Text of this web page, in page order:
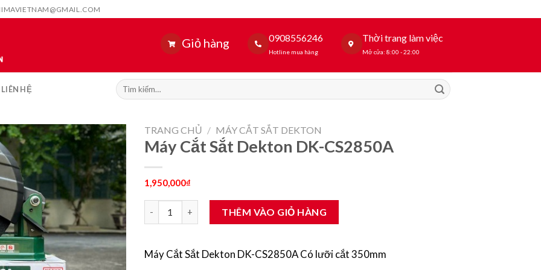
Giỏ hàng 0908556246
Hotline mua hàng
Thời trang làm việc
Mở cửa: 8:00 - 22:00
LIÊN HỆ
Tìm
kiếm:
TRANG CHỦ / MÁY CẮT SẮT DEKTON
Máy Cắt Sắt Dekton DK-CS2850A
1,950,000₫
Máy Cắt Sắt Dekton DK-CS2850A số lượng
THÊM VÀO GIỎ HÀNG
Máy Cắt Sắt Dekton DK-CS2850A Có lưỡi cắt 350mm